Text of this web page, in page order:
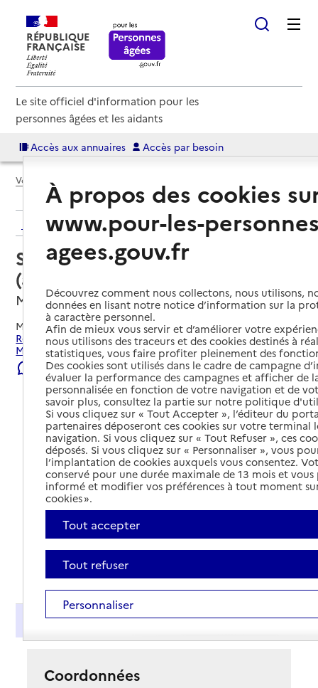
RÉPUBLIQUE
FRANÇAISE
Le site officiel d'information pour les
personnes âgées et les aidants
Accès aux annuaires Accès par besoin
Voir le fil d’Ariane
Retour aux résultats de l'annuaire
Service autonomie à domicile
(aide) – Bien dans sa maison
Machecoul-Saint-Même, LOIRE-ATLANTIQUE
Mis à jour le05/08/2026
Rechercher les établissements et services autour de
Machecoul-Saint-Même.
Signaler une erreur
Présentation
Coordonnées
À propos des cookies
www.pour-les-
agees.gouv.fr
Découvrez comment nous collectons, nous utilisons,
données en lisant notre notice d’information sur la
à caractère personnel.
Afin de mieux vous servir et d’améliorer votre
nous utilisons des traceurs et des cookies destinés à
statistiques, vous faire profiter pleinement des
Des cookies sont utilisés dans le cadre de campagne
évaluer la performance des campagnes et afficher de
personnalisée en fonction de votre navigation et de
savoir plus, consultez la partie sur notre politique
Si vous cliquez sur « Tout Accepter », l’éditeur du
partenaires déposeront ces cookies sur votre terminal
navigation. Si vous cliquez sur « Tout Refuser », ces
déposés. Si vous cliquez sur « Personnaliser », vous
l’implantation de cookies auxquels vous consentez.
conservé pour une durée maximale de 13 mois et
informé et modifier vos préférences à tout moment
cookies ».
Tout accepter
Tout refuser
Personnaliser